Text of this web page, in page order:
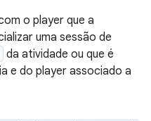
o player que a
uma sessão de
da atividade ou que é
e do player associado a